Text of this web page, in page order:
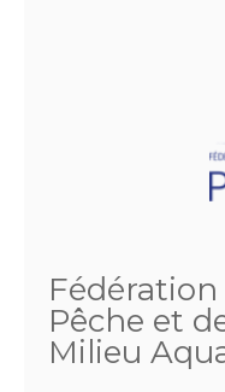
Pêche et
Milieu